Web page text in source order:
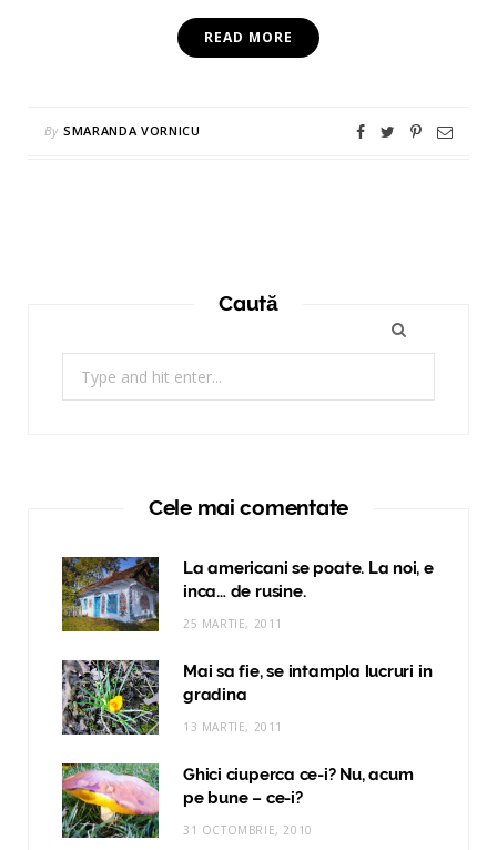
READ MORE
By SMARANDA VORNICU
Caută
for:
Cele mai comentate
La americani se poate. La noi, e
inca… de rusine.
25 MARTIE, 2011
Mai sa fie, se intampla lucruri in
gradina
13 MARTIE, 2011
Ghici ciuperca ce-i? Nu, acum
pe bune – ce-i?
31 OCTOMBRIE, 2010